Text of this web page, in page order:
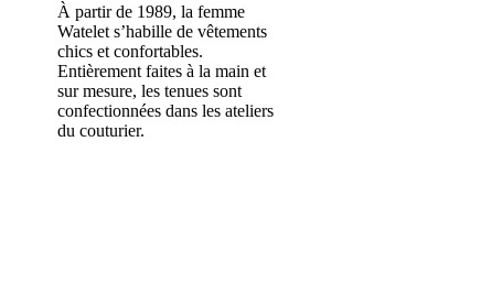
À partir de 1989, la femme
Watelet s’habille de vêtements
chics et confortables.
Entièrement faites à la main et
sur mesure, les tenues sont
confectionnées dans les ateliers
du couturier.